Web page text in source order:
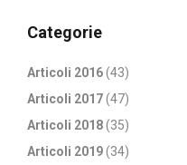
Categorie
Articoli 2016(43)
Articoli 2017(47)
Articoli 2018(35)
Articoli 2019(34)